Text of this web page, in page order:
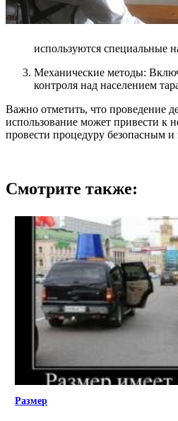
используются специальные
Механические методы:
контроля над населением
Важно отметить, что проведение
использование может привести к
провести процедуру безопасным
Смотрите также:
Размер